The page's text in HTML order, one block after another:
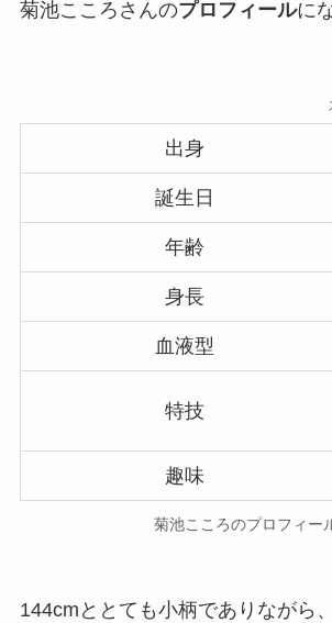
菊池こころさんのプロフィールに
出身
誕生日
年齢
身長
血液型
特技
趣味
菊池こころのプロフィー
144cmととても小柄でありながら